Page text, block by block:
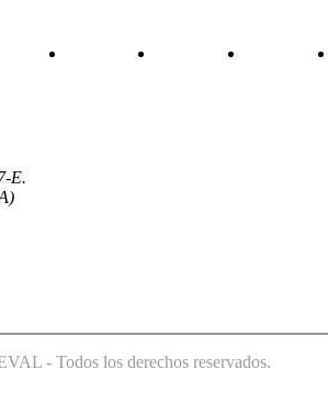
E.
- Todos los derechos reservados.